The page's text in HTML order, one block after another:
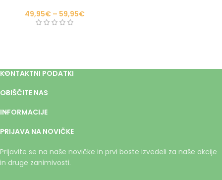
49,95€ – 59,95€
KONTAKTNI PODATKI
OBIŠČITE NAS
INFORMACIJE
PRIJAVA NA NOVIČKE
Prijavite se na naše novičke in prvi boste izvedeli za naše akcije
in druge zanimivosti.